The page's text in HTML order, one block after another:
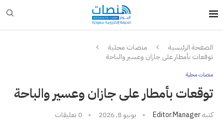
الصفحة الرئيسية
منصات محلية
توقعات بأمطار على جازان وعسير والباحة
منصات محلية
توقعات بأمطار على جازان وعسير والباحة
كتبهEditor.manager يونيو 8, 2026 0 تعليقات